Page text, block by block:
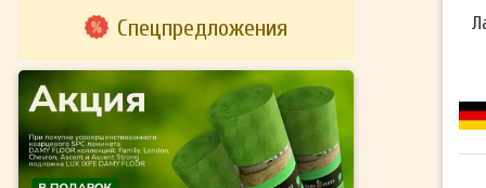
Спецпредложения